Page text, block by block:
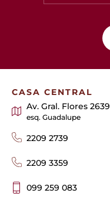
CASA CENTRAL
Av. Gral. Flores 2639
esq. Guadalupe
2209 2739
2209 3359
099 259 083